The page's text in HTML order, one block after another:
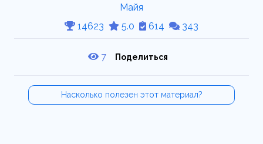
Майя
14623
5.0 614 343
7 Поделиться
Насколько полезен этот материал?